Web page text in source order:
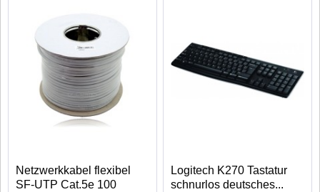
Netzwerkkabel flexibel
SF-UTP Cat.5e 100
Logitech K270 Tastatur
schnurlos deutsches...